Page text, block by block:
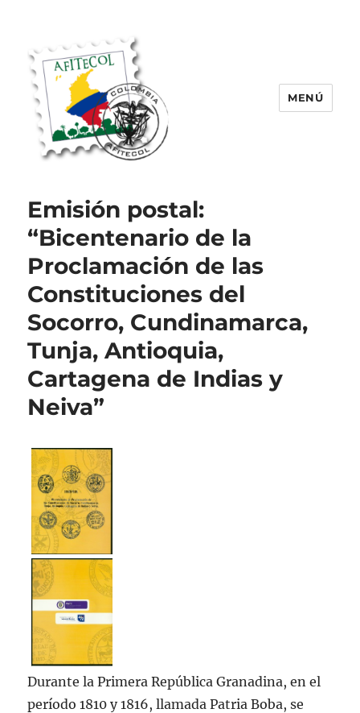
Temática en Colombia | 2008 –
2025
MENÚ
Emisión postal:
“Bicentenario de la
Proclamación de las
Constituciones del
Socorro, Cundinamarca,
Tunja, Antioquia,
Cartagena de Indias y
Neiva”
Durante la Primera República Granadina, en el
período 1810 y 1816, llamada Patria Boba, se